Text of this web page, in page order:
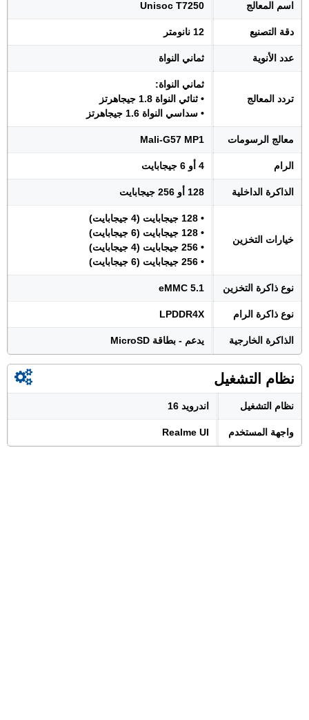
اسم المعالج Unisoc T7250
دقة التصنيع 12 نانومتر
عدد الأنوية ثماني النواة
تردد المعالج
ثماني النواة:
• ثنائي النواة 1.8 جيجاهرتز
• سداسي النواة 1.6 جيجاهرتز
معالج الرسومات Mali-G57 MP1
الرام 4 أو 6 جيجابايت
الذاكرة الداخلية 128 أو 256 جيجابايت
خيارات التخزين
• 128 جيجابايت (4 جيجابايت)
• 128 جيجابايت (6 جيجابايت)
• 256 جيجابايت (4 جيجابايت)
• 256 جيجابايت (6 جيجابايت)
نوع ذاكرة التخزين eMMC 5.1
نوع ذاكرة الرام LPDDR4X
الذاكرة الخارجية يدعم - بطاقة MicroSD
نظام التشغيل
نظام التشغيل اندرويد 16
واجهة المستخدم Realme UI